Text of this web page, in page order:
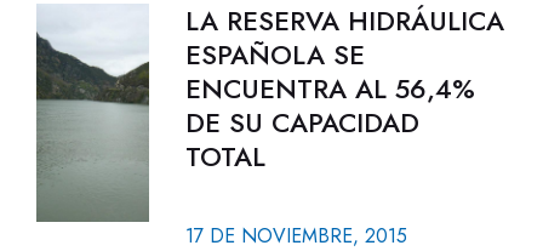
LA RESERVA HIDRÁULICA
ESPAÑOLA SE
ENCUENTRA AL 56,4%
DE SU CAPACIDAD
TOTAL
17 DE NOVIEMBRE, 2015